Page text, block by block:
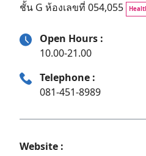
ชั้น G ห้องเลขที่ 054,055
Open Hours :
10.00-21.00
Telephone :
081-451-8989
Website :